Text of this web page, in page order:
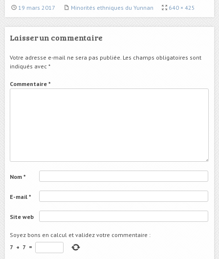
19 mars 2017 Minorités ethniques du Yunnan 640 × 425
Laisser un commentaire
Votre adresse e-mail ne sera pas publiée. Les champs obligatoires sont
indiqués avec *
Commentaire *
Nom *
E-mail *
Site web
Soyez bons en calcul et validez votre commentaire :
7 + 7 =